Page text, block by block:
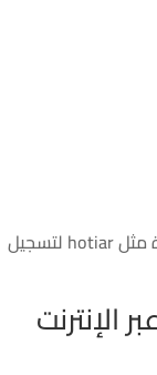
راقب سلوك الزائر وقم بتسجيل الخروج عند دخولك مرحلة عربة التسوق واستخدم أداة خريطة الحرارة مثل hotiar لتسجيل